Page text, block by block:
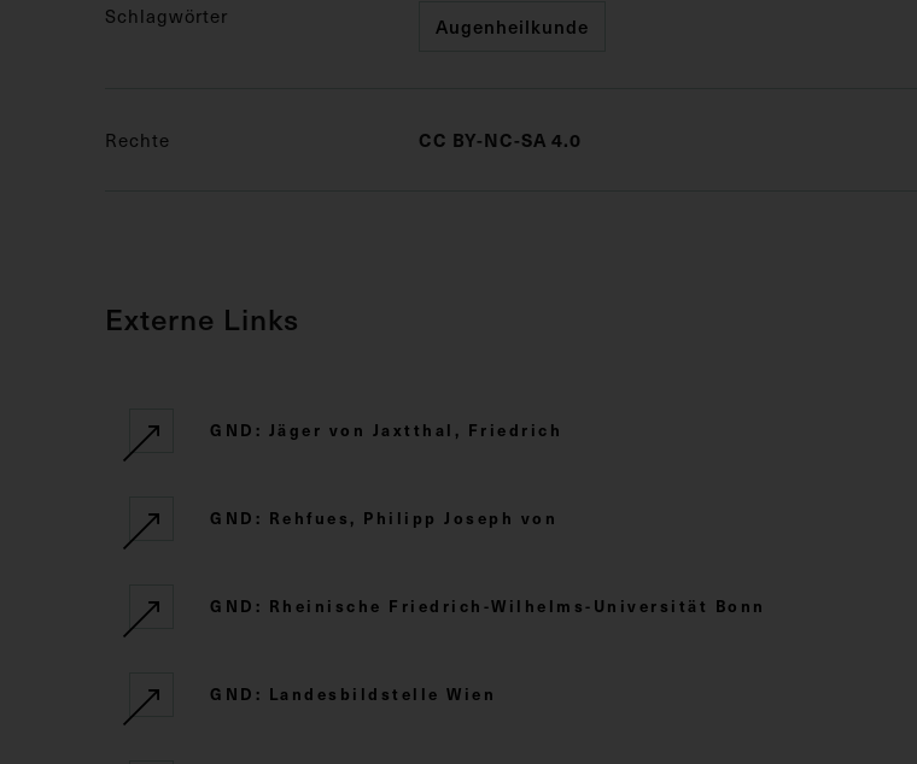
Schlagwörter Augenheilkunde
Rechte CC BY-NC-SA 4.0
Externe Links
GND: Jäger von Jaxtthal, Friedrich
GND: Rehfues, Philipp Joseph von
GND: Rheinische Friedrich-Wilhelms-Universität Bonn
GND: Landesbildstelle Wien